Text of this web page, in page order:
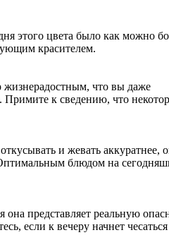
этого цвета было как можно
красителем.
жизнерадостным, что вы даже
Примите к сведению, что
и жевать аккуратнее,
блюдом на
представляет реальную
если к вечеру начнет чесаться